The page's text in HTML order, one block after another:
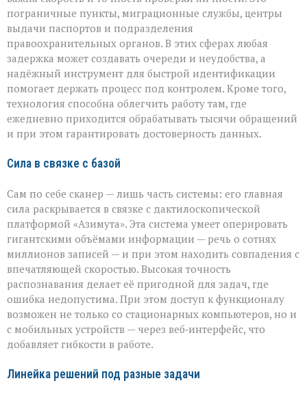
пограничные пункты, миграционные службы, центры
выдачи паспортов и подразделения
правоохранительных органов. В этих сферах любая
задержка может создавать очереди и неудобства, а
надёжный инструмент для быстрой идентификации
помогает держать процесс под контролем. Кроме того,
технология способна облегчить работу там, где
ежедневно приходится обрабатывать тысячи обращений
и при этом гарантировать достоверность данных.
Сила в связке с базой
Сам по себе сканер — лишь часть системы: его главная
сила раскрывается в связке с дактилоскопической
платформой «Азимута». Эта система умеет оперировать
гигантскими объёмами информации — речь о сотнях
миллионов записей — и при этом находить совпадения с
впечатляющей скоростью. Высокая точность
распознавания делает её пригодной для задач, где
ошибка недопустима. При этом доступ к функционалу
возможен не только со стационарных компьютеров, но и
с мобильных устройств — через веб‑интерфейс, что
добавляет гибкости в работе.
Линейка решений под разные задачи